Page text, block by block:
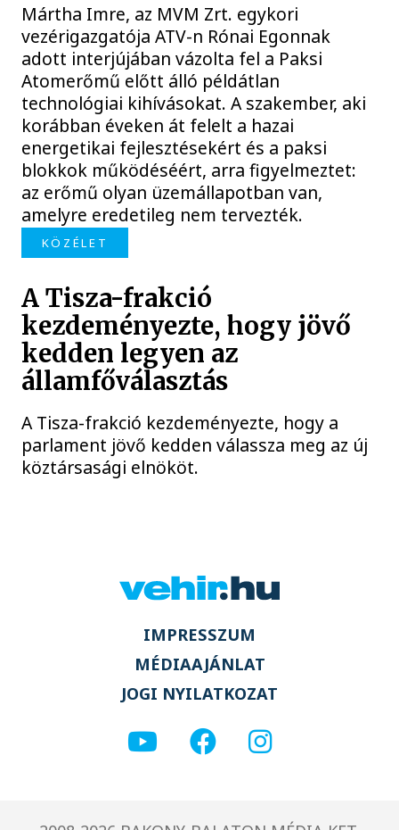
Mártha Imre, az MVM Zrt. egykori
vezérigazgatója ATV-n Rónai Egonnak
adott interjújában vázolta fel a Paksi
Atomerőmű előtt álló példátlan
technológiai kihívásokat. A szakember, aki
korábban éveken át felelt a hazai
energetikai fejlesztésekért és a paksi
blokkok működéséért, arra figyelmeztet:
az erőmű olyan üzemállapotban van,
amelyre eredetileg nem tervezték.
KÖZÉLET
A Tisza-frakció
kezdeményezte, hogy jövő
kedden legyen az
államfőválasztás
A Tisza-frakció kezdeményezte, hogy a
parlament jövő kedden válassza meg az új
köztársasági elnököt.
IMPRESSZUM
MÉDIAAJÁNLAT
JOGI NYILATKOZAT